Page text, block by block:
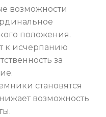
возможности
положения.
к исчерпанию
за
становятся
возможность